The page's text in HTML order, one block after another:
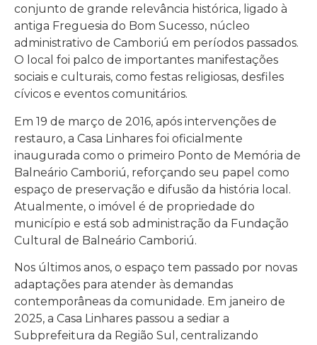
conjunto de grande relevância histórica, ligado à
antiga Freguesia do Bom Sucesso, núcleo
administrativo de Camboriú em períodos passados.
O local foi palco de importantes manifestações
sociais e culturais, como festas religiosas, desfiles
cívicos e eventos comunitários.
Em 19 de março de 2016, após intervenções de
restauro, a Casa Linhares foi oficialmente
inaugurada como o primeiro Ponto de Memória de
Balneário Camboriú, reforçando seu papel como
espaço de preservação e difusão da história local.
Atualmente, o imóvel é de propriedade do
município e está sob administração da Fundação
Cultural de Balneário Camboriú.
Nos últimos anos, o espaço tem passado por novas
adaptações para atender às demandas
contemporâneas da comunidade. Em janeiro de
2025, a Casa Linhares passou a sediar a
Subprefeitura da Região Sul, centralizando